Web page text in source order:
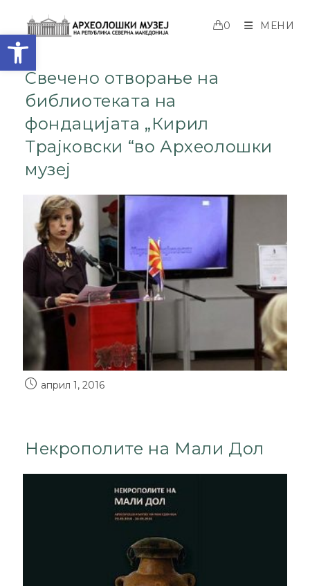
Open toolbar
0 МЕНИ
Свечено отворање на
библиотеката на
фондацијата „Кирил
Трајковски “во Археолошки
музеј
април 1, 2016
Некрополите на Мали Дол